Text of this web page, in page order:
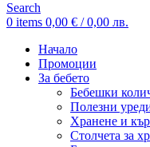
Search
0 items 0,00 € / 0,00 лв.
Начало
Промоции
За бебето
Бебешки
Полезни
Хранене и
Столчета за